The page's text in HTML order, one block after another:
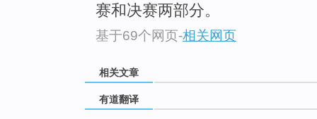
赛和决赛两部分。
基于69个网页-相关网页
相关文章
有道翻译